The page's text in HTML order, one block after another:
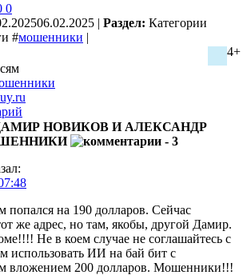
0
06.02.2025 | Раздел: Категории
#мошенники |
4+
ДАМИР НОВИКОВ И АЛЕКСАНДР
- 3
попался на 190 долларов. Сейчас
же адрес, но там, якобы, другой Дамир.
Не в коем случае не соглашайтесь с
использовать ИИ на бай бит с
вложением 200 долларов. Мошенники!!!